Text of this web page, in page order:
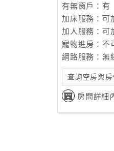
有無窗戶：有
加床服務：可
加人服務：可
寵物進房：不
網路服務：無
查詢空房與房
房間詳細